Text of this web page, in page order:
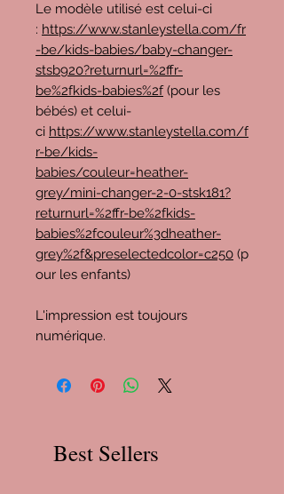
Le modèle utilisé est celui-ci
: https://www.stanleystella.com/fr
-be/kids-babies/baby-changer-
stsb920?returnurl=%2ffr-
be%2fkids-babies%2f(pour les
bébés) et celui-
ci https://www.stanleystella.com/f
r-be/kids-
babies/couleur=heather-
grey/mini-changer-2-0-stsk181?
returnurl=%2ffr-be%2fkids-
babies%2fcouleur%3dheather-
grey%2f&preselectedcolor=c250 (p
our les enfants)
L'impression est toujours
numérique.
Best Sellers